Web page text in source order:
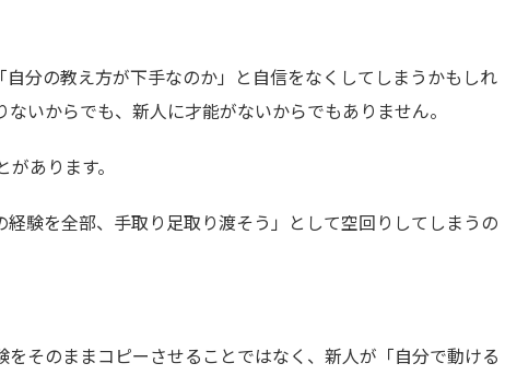
分の教え方が下手なのか」と自信をなくしてしまうかもしれ
いからでも、新人に才能がないからでもありません。
あります。
験を全部、手取り足取り渡そう」として空回りしてしまうの
そのままコピーさせることではなく、新人が「自分で動ける